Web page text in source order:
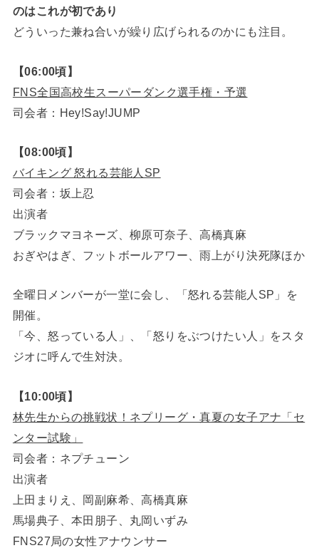
のはこれが初であり
どういった兼ね合いが繰り広げられるのかにも注目。
【06:00頃】
FNS全国高校生スーパーダンク選手権・予選
司会者：Hey!Say!JUMP
【08:00頃】
バイキング 怒れる芸能人SP
司会者：坂上忍
出演者
ブラックマヨネーズ、柳原可奈子、高橋真麻
おぎやはぎ、フットボールアワー、雨上がり決死隊ほか
全曜日メンバーが一堂に会し、「怒れる芸能人SP」を
開催。
「今、怒っている人」、「怒りをぶつけたい人」をスタ
ジオに呼んで生対決。
【10:00頃】
林先生からの挑戦状！ネプリーグ・真夏の女子アナ「セ
ンター試験」
司会者：ネプチューン
出演者
上田まりえ、岡副麻希、高橋真麻
馬場典子、本田朋子、丸岡いずみ
FNS27局の女性アナウンサー